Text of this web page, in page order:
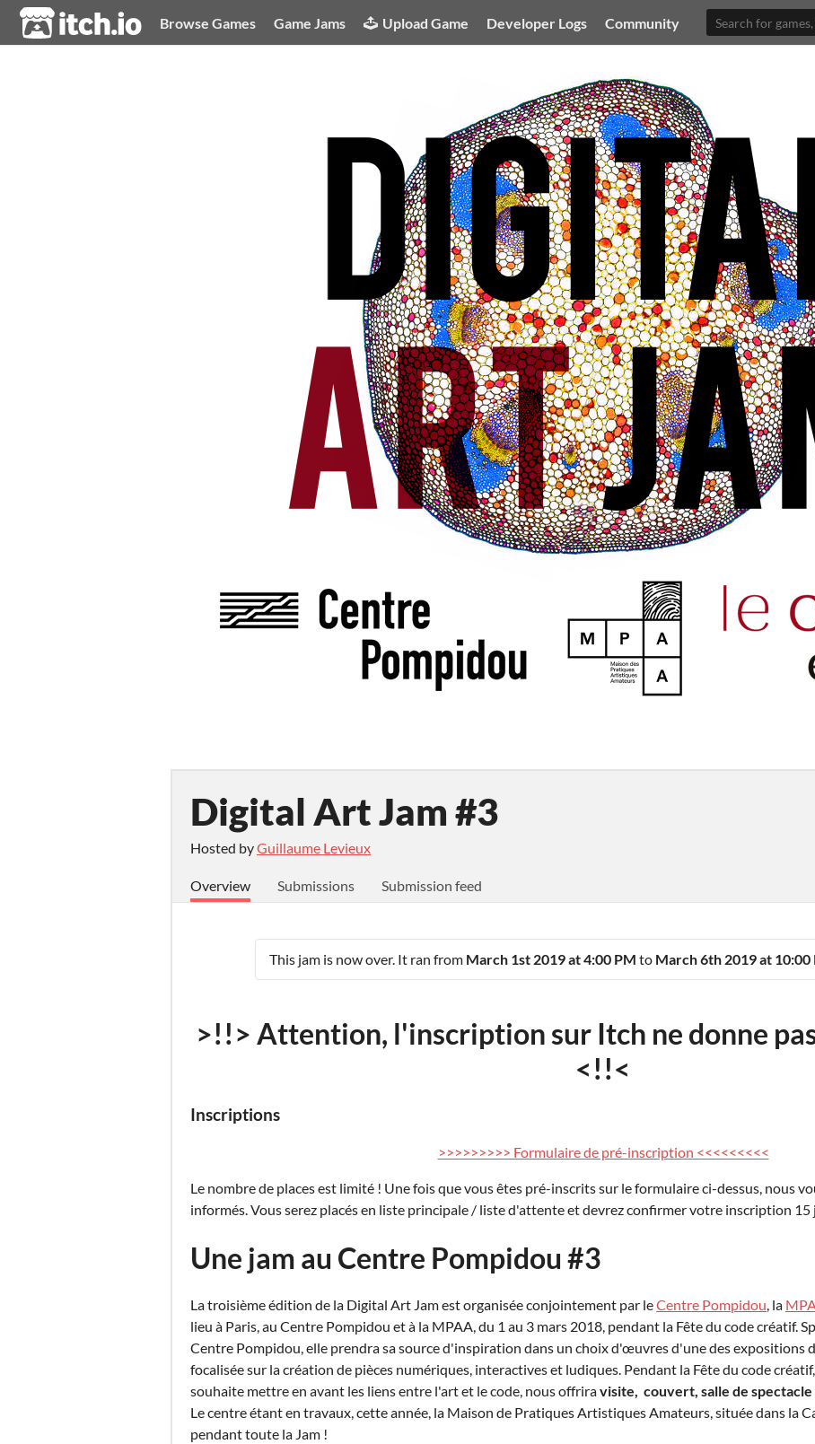
itch.io Browse Games Game Jams Upload Game Developer Logs Community
Digital Art Jam #3
Hosted byGuillaume Levieux
Overview Submissions Submission feed
This jam is now over. It ran from March 1st 2019 at 4:00 PM to March 6th 2019 at 10:00
>!!> Attention, l'inscription sur Itch ne donne pas
<!!<
Inscriptions
>>>>>>>>> Formulaire de pré-inscription <<<<<<<<<
Le nombre de places est limité ! Une fois que vous êtes pré-inscrits sur le formulaire ci-dessus, nous
informés. Vous serez placés en liste principale / liste d'attente et devrez confirmer votre inscription 15
Une jam au Centre Pompidou #3
La troisième édition de la Digital Art Jam est organisée conjointement par leCentre Pompidou, la
lieu à Paris, au Centre Pompidou et à la MPAA, du 1 au 3 mars 2018, pendant la Fête du code créatif.
Centre Pompidou, elle prendra sa source d'inspiration dans un choix d'œuvres d'une des expositions
focalisée sur la création de pièces numériques, interactives et ludiques. Pendant la Fête du code
souhaite mettre en avant les liens entre l'art et le code, nous offriravisite, couvert, salle de spectacle
Le centre étant en travaux, cette année, la Maison de Pratiques Artistiques Amateurs, située dans la
pendant toute la Jam !